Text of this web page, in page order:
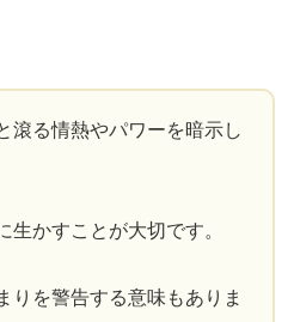
滾る情熱やパワーを暗示し
生かすことが大切です。
りを警告する意味もありま